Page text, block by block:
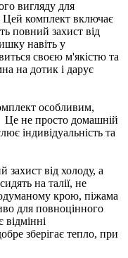
вигляду для
Цей комплект включає
повний захист від
навіть у
своєю м'якістю та
на дотик і дарує
особливим,
Це не просто домашній
індивідуальність та
захист від холоду, а
на талії, не
крою, піжама
для повноцінного
зберігає тепло, при